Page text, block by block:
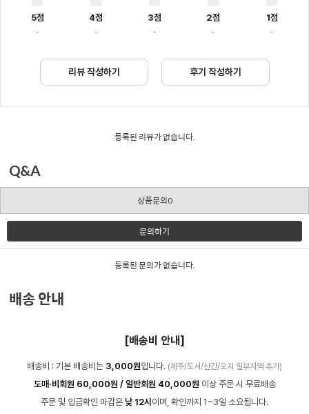
5점
-
4점
-
3점
-
2점
-
1점
-
리뷰 작성하기 후기 작성하기
등록된 리뷰가 없습니다.
Q&A
상품문의0
문의하기
등록된 문의가 없습니다.
배송 안내
[배송비 안내]
배송비 : 기본 배송비는 3,000원입니다. (제주/도서/산간/오지 일부지역 추가)
도매·비회원 60,000원 / 일반회원 40,000원 이상 주문 시 무료배송
주문 및 입금확인 마감은 낮 12시 이며, 확인까지 1~3일 소요됩니다.